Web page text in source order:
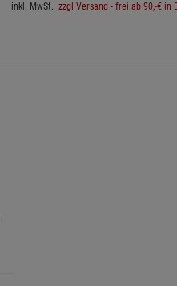
inkl. MwSt. zzgl Versand - frei ab 90,-€ in